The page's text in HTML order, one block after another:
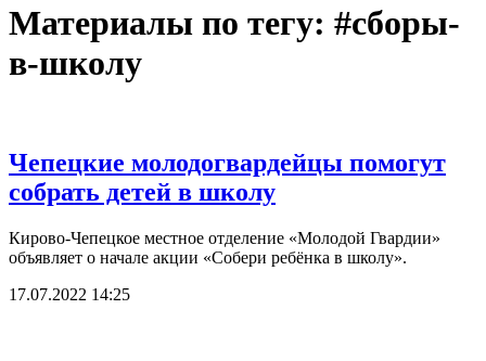
Материалы по тегу: #сборы-
в-школу
Чепецкие молодогвардейцы помогут
собрать детей в школу
Кирово-Чепецкое местное отделение «Молодой Гвардии»
объявляет о начале акции «Собери ребёнка в школу».
17.07.2022 14:25